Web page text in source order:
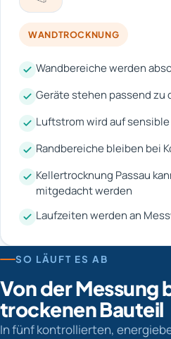
WANDTROCKNUNG
Wandbereiche werden
Geräte stehen passend zu
Luftstrom wird auf
Randbereiche bleiben bei
Kellertrocknung Passau
mitgedacht werden
Laufzeiten werden an
SO LÄUFT ES AB
Von der Messung
trockenen Bauteil
In fünf kontrollierten,